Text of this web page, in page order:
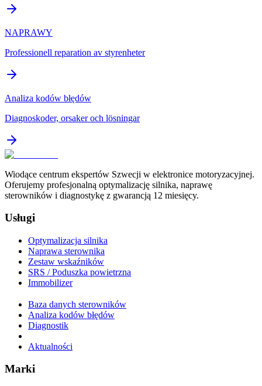
NAPRAWY
Professionell reparation av styrenheter
Analiza kodów błędów
Diagnoskoder, orsaker och lösningar
Wiodące centrum ekspertów Szwecji w elektronice motoryzacyjnej.
Oferujemy profesjonalną optymalizację silnika, naprawę
sterowników i diagnostykę z gwarancją 12 miesięcy.
Usługi
Optymalizacja silnika
Naprawa sterownika
Zestaw wskaźników
SRS / Poduszka powietrzna
Immobilizer
Baza danych sterowników
Analiza kodów błędów
Diagnostik
Aktualności
Marki